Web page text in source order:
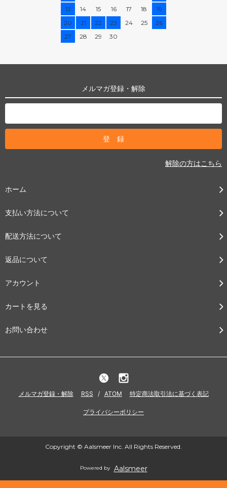
13
14 15 16 17 18
19
20
21 22 23 24 25
26
27
28 29 30
メルマガ登録・解除
解除の方はこちら
ホーム
支払い方法について
配送方法について
返品について
アカウント
カートを見る
お問い合わせ
メルマガ登録・解除 RSS / ATOM 特定商法取引法に基づく表記
プライバシーポリシー
Copyright © Aalsmeer Inc. All Rights Reserved.
Powered by Aalsmeer